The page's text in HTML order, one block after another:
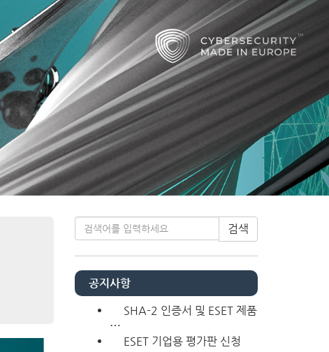
Next
검색
공지사항
SHA-2 인증서 및 ESET 제품
⋯
ESET 기업용 평가판 신청
티스토리툴바